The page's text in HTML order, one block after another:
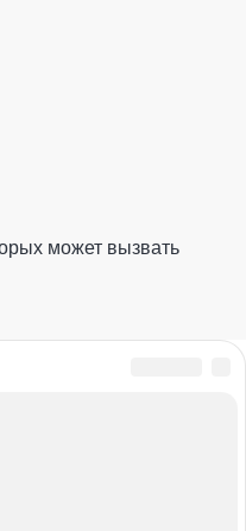
может вызвать